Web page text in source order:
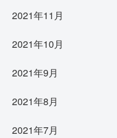
2021年11月
2021年10月
2021年9月
2021年8月
2021年7月